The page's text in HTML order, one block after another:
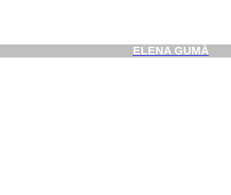
ELENA GUMÀ